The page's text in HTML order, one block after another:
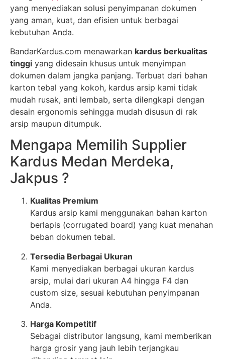
yang menyediakan solusi penyimpanan dokumen
yang aman, kuat, dan efisien untuk berbagai
kebutuhan Anda.
BandarKardus.com menawarkan kardus berkualitas
tinggi yang didesain khusus untuk menyimpan
dokumen dalam jangka panjang. Terbuat dari bahan
karton tebal yang kokoh, kardus arsip kami tidak
mudah rusak, anti lembab, serta dilengkapi dengan
desain ergonomis sehingga mudah disusun di rak
arsip maupun ditumpuk.
Mengapa Memilih Supplier
Kardus Medan Merdeka,
Jakpus ?
Kualitas Premium
Kardus arsip kami menggunakan bahan karton
berlapis (corrugated board) yang kuat menahan
beban dokumen tebal.
Tersedia Berbagai Ukuran
Kami menyediakan berbagai ukuran kardus
arsip, mulai dari ukuran A4 hingga F4 dan
custom size, sesuai kebutuhan penyimpanan
Anda.
Harga Kompetitif
Sebagai distributor langsung, kami memberikan
harga grosir yang jauh lebih terjangkau